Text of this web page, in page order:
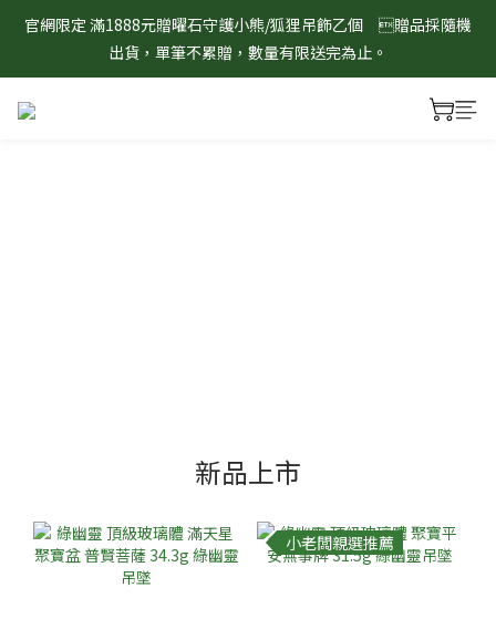
8/1-8/31 淨心護運 全館8折起 記得將商品加入購物車查看最終折
扣金額！
8/1-8/31 淨心護運 全館8折起 記得將商品加入購物車查看最終折
扣金額！
新品上市
小老闆親選推薦